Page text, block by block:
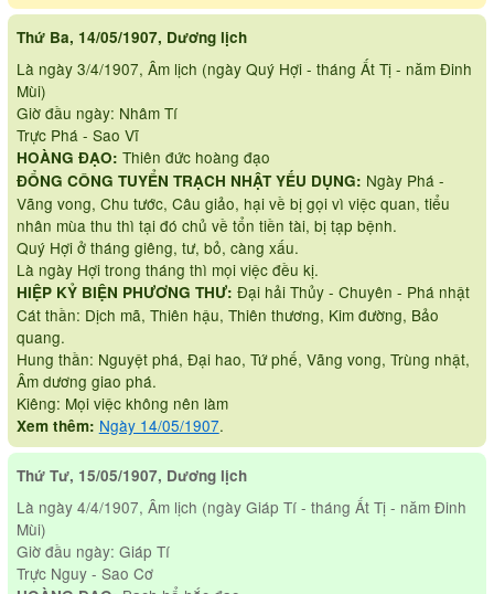
Thứ Ba, 14/05/1907, Dương lịch
Là ngày 3/4/1907, Âm lịch (ngày Quý Hợi - tháng Ất Tị - năm Đinh
Mùi)
Giờ đầu ngày: Nhâm Tí
Trực Phá - Sao Vĩ
HOÀNG ĐẠO: Thiên đức hoàng đạo
ĐỔNG CÔNG TUYỂN TRẠCH NHẬT YẾU DỤNG: Ngày Phá -
Vãng vong, Chu tước, Câu giảo, hại về bị gọi vì việc quan, tiểu
nhân mùa thu thì tại đó chủ về tổn tiền tài, bị tạp bệnh.
Quý Hợi ở tháng giêng, tư, bỏ, càng xấu.
Là ngày Hợi trong tháng thì mọi việc đều kị.
HIỆP KỶ BIỆN PHƯƠNG THƯ: Đại hải Thủy - Chuyên - Phá nhật
Cát thần: Dịch mã, Thiên hậu, Thiên thương, Kim đường, Bảo
quang.
Hung thần: Nguyệt phá, Đại hao, Tứ phế, Vãng vong, Trùng nhật,
Âm dương giao phá.
Kiêng: Mọi việc không nên làm
Xem thêm: Ngày 14/05/1907.
Thứ Tư, 15/05/1907, Dương lịch
Là ngày 4/4/1907, Âm lịch (ngày Giáp Tí - tháng Ất Tị - năm Đinh
Mùi)
Giờ đầu ngày: Giáp Tí
Trực Nguy - Sao Cơ